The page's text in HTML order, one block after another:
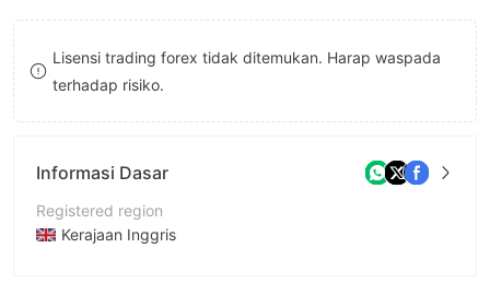
8
9Lisensi trading forex tidak ditemukan. Harap waspada
terhadap risiko.
Informasi Dasar
Registered region
Kerajaan Inggris